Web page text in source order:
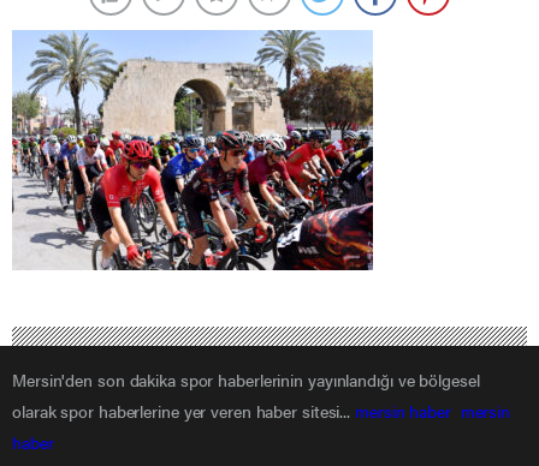
Mersin'den son dakika spor haberlerinin yayınlandığı ve bölgesel
olarak spor haberlerine yer veren haber sitesi... mersin haber mersin
haber